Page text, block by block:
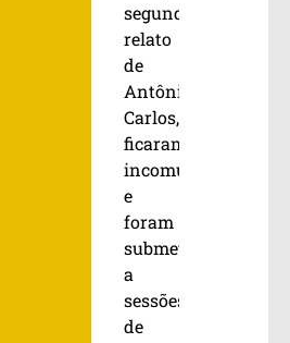
segundo
relato
de
Antônio
Carlos,
ficaram
incomunicáveis
e
foram
submetidos
a
sessões
de